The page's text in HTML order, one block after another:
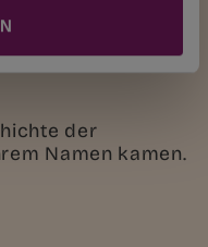
der
Namen kamen.